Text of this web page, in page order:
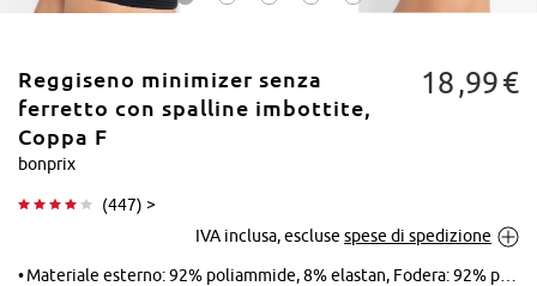
Reggiseno minimizer senza
ferretto con spalline imbottite,
Coppa F
bonprix
(447) >
18 99€
IVA inclusa, escluse spese di spedizione
Materiale esterno: 92% poliammide, 8% elastan, Fodera: 92% poliammide, 8% elastan